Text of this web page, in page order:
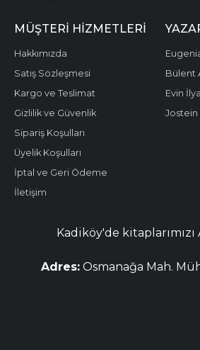
MÜŞTERI HIZMETLERI
Hakkımızda
Satış Sözleşmesi
Kargo ve Teslimat
Gizlilik ve Güvenlik
Sipariş Koşulları
Üyelik Koşulları
İptal ve Geri Ödeme
İletişim
Bülent
Evin
Kadiköy'de
Adres: Osmanağa Mah.